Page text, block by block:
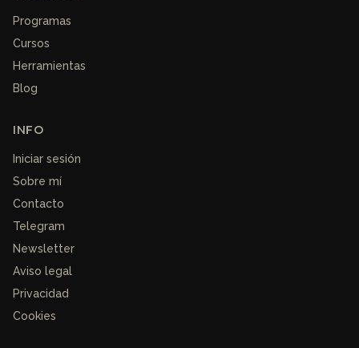
Programas
Cursos
Herramientas
Blog
INFO
Iniciar sesión
Sobre mí
Contacto
Telegram
Newsletter
Aviso legal
Privacidad
Cookies